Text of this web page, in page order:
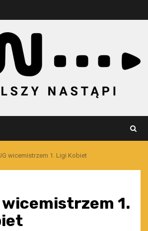
wicemistrzem 1. Ligi Kobiet
wicemistrzem 1.